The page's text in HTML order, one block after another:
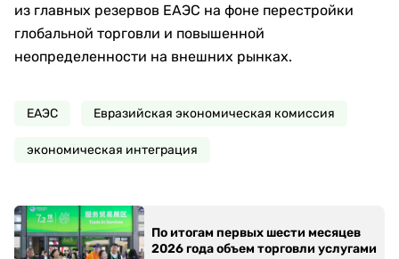
из главных резервов ЕАЭС на фоне перестройки
глобальной торговли и повышенной
неопределенности на внешних рынках.
ЕАЭС Евразийская экономическая комиссия
экономическая интеграция
По итогам первых шести месяцев
2026 года объем торговли услугами